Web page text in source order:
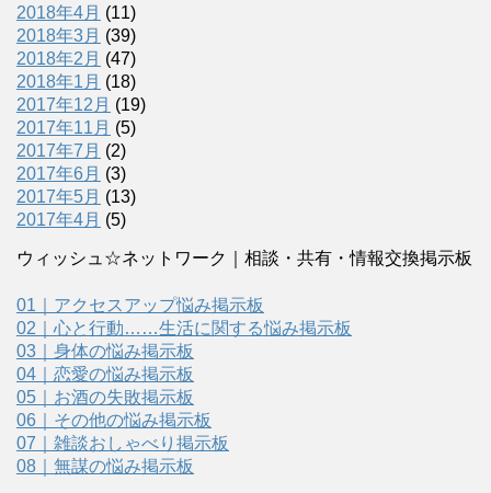
2018年4月 (11)
2018年3月 (39)
2018年2月 (47)
2018年1月 (18)
2017年12月 (19)
2017年11月 (5)
2017年7月 (2)
2017年6月 (3)
2017年5月 (13)
2017年4月 (5)
ウィッシュ☆ネットワーク｜相談・共有・情報交換掲示板
01｜アクセスアップ悩み掲示板
02｜心と行動……生活に関する悩み掲示板
03｜身体の悩み掲示板
04｜恋愛の悩み掲示板
05｜お酒の失敗掲示板
06｜その他の悩み掲示板
07｜雑談おしゃべり掲示板
08｜無謀の悩み掲示板